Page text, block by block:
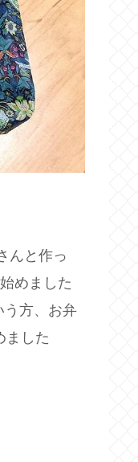
んと作っ
めました
う方、お弁
ました